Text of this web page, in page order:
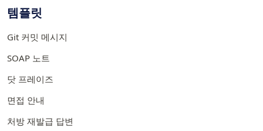
템플릿
Git 커밋 메시지
SOAP 노트
닷 프레이즈
면접 안내
처방 재발급 답변